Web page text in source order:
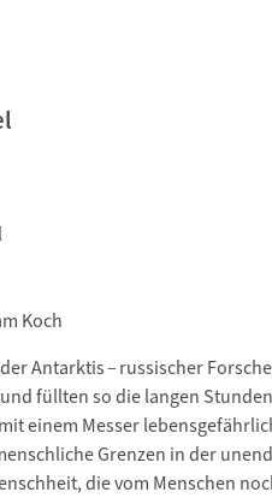
Koch
Antarktis – russischer
füllten so die langen
einem Messer
Grenzen in der
die vom Menschen